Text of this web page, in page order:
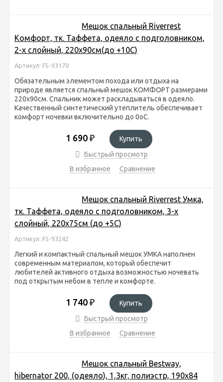
Мешок спальный Riverrest
Комфорт, тк. Таффета, одеяло с подголовником,
2-х слойный, 220х90см(до +10С)
Артикул: FS-93170
Обязательным элементом похода или отдыха на
природе является спальный мешок КОМФОРТ размерами
220х90см. Спальник может раскладываться в одеяло.
Качественный синтетический утеплитель обеспечивает
комфорт ночевки включительно до 0оС.
1 690 ₽
Купить
Быстрый просмотр
В избранное
Сравнение
Мешок спальный Riverrest Умка,
тк. Таффета, одеяло с подголовником, 3-х
слойный, 220х75см (до +5С)
Артикул: FS-93242
Легкий и компактный спальный мешок УМКА наполнен
современным материалом, который обеспечит
любителей активного отдыха возможностью ночевать
под открытым небом в тепле и комфорте.
1 740 ₽
Купить
Быстрый просмотр
В избранное
Сравнение
Мешок спальный Bestway,
hibernator 200, (одеяло), 1,3кг, полиэстр, 190х84